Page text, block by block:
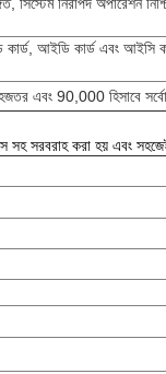
আইডি কার্ড এবং আইসি
এবং 90,000 হিসাবে
সহ সরবরাহ করা হয় এবং